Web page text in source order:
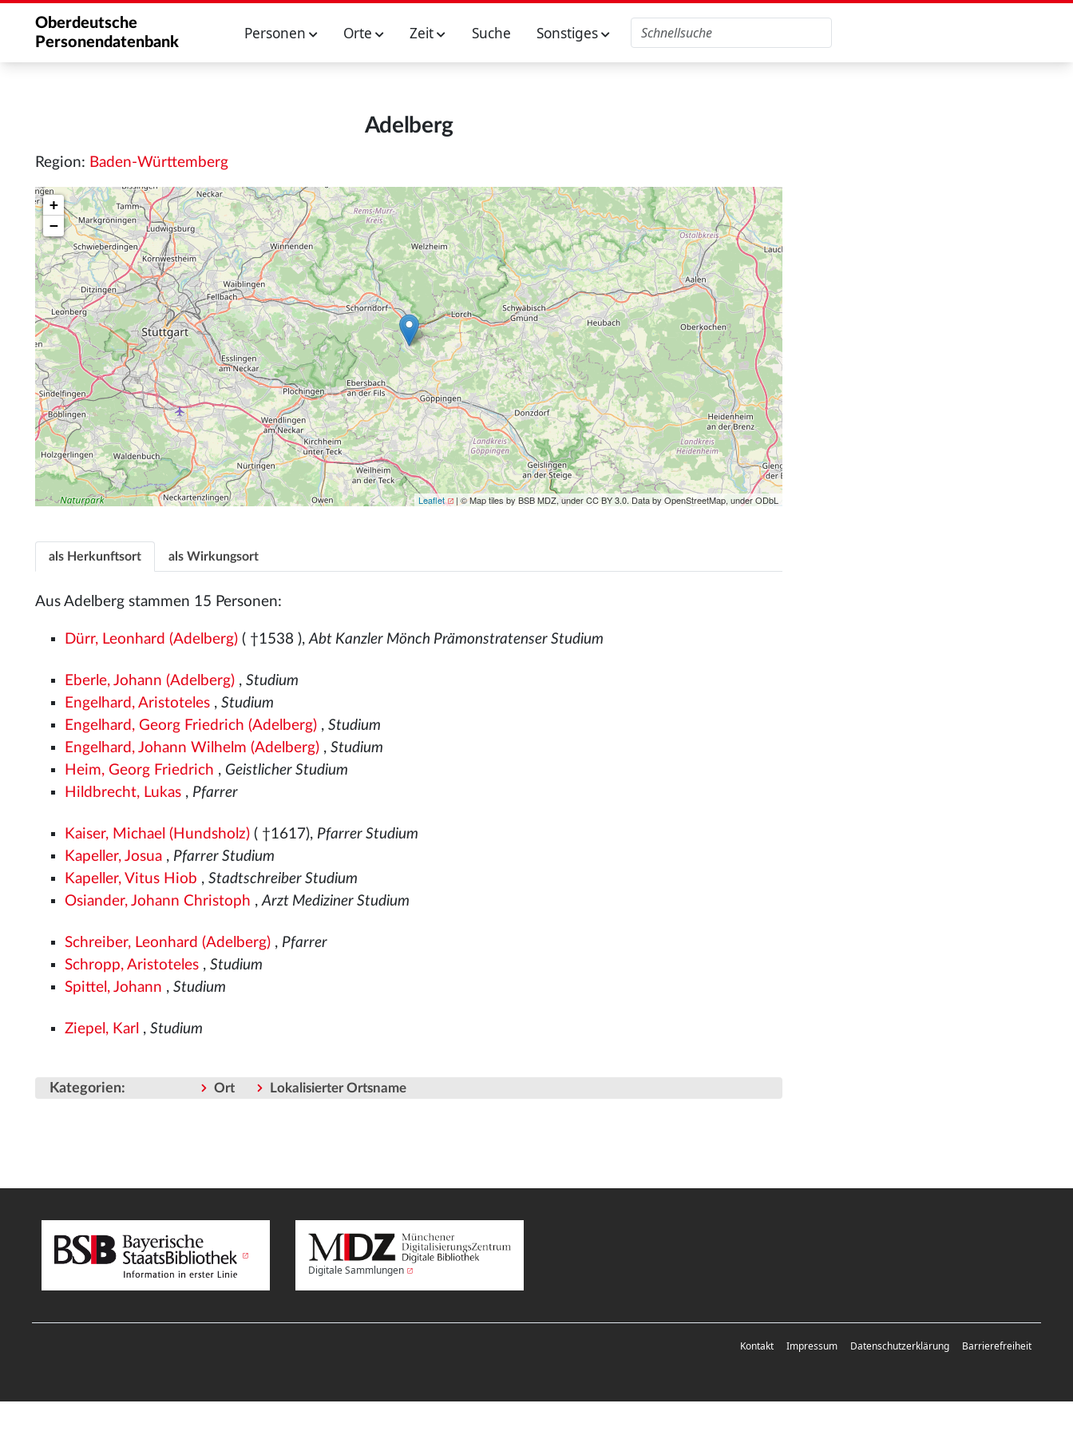
Oberdeutsche
Personendatenbank
Personen Orte Zeit Suche Sonstiges
Adelberg
Region: Baden-Württemberg
+
−
Leaflet | © Map tiles by BSB MDZ, under CC BY 3.0. Data by OpenStreetMap, under ODbL
als Herkunftsort als Wirkungsort
Aus Adelberg stammen 15 Personen:
Dürr, Leonhard (Adelberg) ( †1538 ),Abt Kanzler Mönch Prämonstratenser Studium
Eberle, Johann (Adelberg) ,Studium
Engelhard, Aristoteles ,Studium
Engelhard, Georg Friedrich (Adelberg) ,Studium
Engelhard, Johann Wilhelm (Adelberg) ,Studium
Heim, Georg Friedrich , Geistlicher Studium
Hildbrecht, Lukas , Pfarrer
Kaiser, Michael (Hundsholz) ( †1617), Pfarrer Studium
Kapeller, Josua , Pfarrer Studium
Kapeller, Vitus Hiob ,Stadtschreiber Studium
Osiander, Johann Christoph ,Arzt Mediziner Studium
Schreiber, Leonhard (Adelberg) , Pfarrer
Schropp, Aristoteles ,Studium
Spittel, Johann ,Studium
Ziepel, Karl ,Studium
Kategorien: Ort Lokalisierter Ortsname
Digitale Sammlungen
Kontakt Impressum Datenschutzerklärung Barrierefreiheit